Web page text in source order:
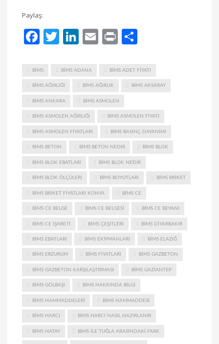
Paylaş:
Facebook
Twitter
LinkedIn
Email
Print
BIMS BIMS ADANA BIMS ADET FIYATI
BIMS AĞIRLIĞI BIMS AĞIRLIK BIMS AKSARAY
BIMS ANKARA BIMS ASMOLEN
BIMS ASMOLEN AĞIRLIĞI BIMS ASMOLEN FIYATI
BIMS ASMOLEN FIYATLARI BIMS BASINÇ DAYANIMI
BIMS BETON BIMS BETON NEDIR BIMS BLOK
BIMS BLOK EBATLARI BIMS BLOK NEDIR
BIMS BLOK ÖLÇÜLERI BIMS BOYUTLARI BIMS BRIKET
BIMS BRIKET FIYATLARI KONYA BIMS CE
BIMS CE BELGE BIMS CE BELGESI BIMS CE BEYANI
BIMS CE IŞARETI BIMS ÇEŞITLERI BIMS DIYARBAKIR
BIMS EBATLARI BIMS EKIPMANLARI BIMS ELAZIĞ
BIMS ERZURUM BIMS FIYATLARI BIMS GAZBETON
BIMS GAZBETON KARŞILAŞTIRMASI BIMS GAZIANTEP
BIMS GÖLBAŞI BIMS HAKKINDA BILGI
BIMS HAMMADDELERI BIMS HAMMADDESI
BIMS HARCI BIMS HARCI NASIL HAZIRLANIR
BIMS HATAY BIMS ILE TUĞLA ARASINDAKI FARK